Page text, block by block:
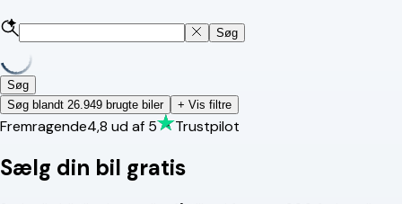
Søg
Søg
Søg blandt 26.949 brugte biler
+ Vis filtre
Fremragende4,8 ud af 5 Trustpilot
Sælg din bil gratis